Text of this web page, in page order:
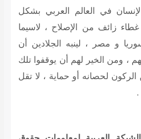
في العالم العربي بشكل
زائف من الإصلاح ، لاسيما
و مصر ، لينبه الجلادين أن
، ومن الخير لهم أن يوقفوا تلك
الركون لحصانه أو حماية ، لا تقل
.